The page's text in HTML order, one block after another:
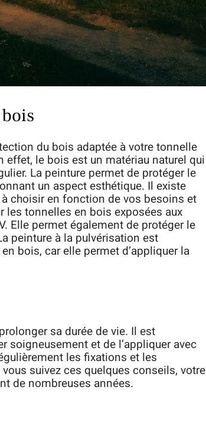
du bois adaptée à votre tonnelle
effet, le bois est un matériau naturel qui
La peinture permet de protéger le
un aspect esthétique. Il existe
choisir en fonction de vos besoins et
les tonnelles en bois exposées aux
Elle permet également de protéger le
peinture à la pulvérisation est
bois, car elle permet d’appliquer la
sa durée de vie. Il est
soigneusement et de l’appliquer avec
les fixations et les
suivez ces quelques conseils, votre
de nombreuses années.